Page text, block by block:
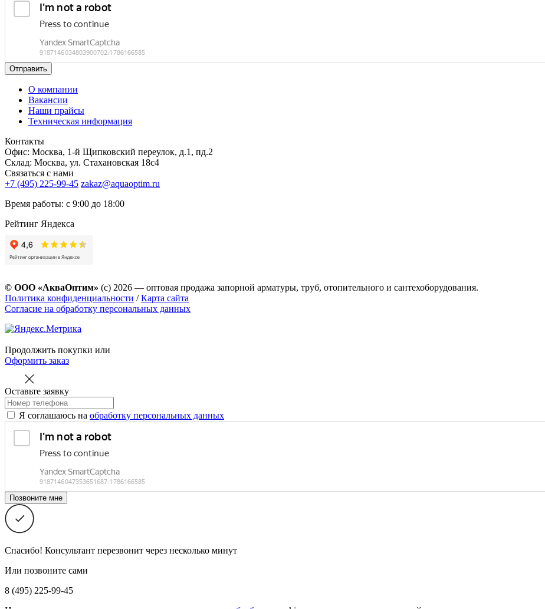
Отправить
О компании
Вакансии
Наши прайсы
Техническая информация
Контакты
Офис: Москва, 1-й Щипковский переулок, д.1, пд.2
Склад: Москва, ул. Стахановская 18с4
Связаться с нами
+7 (495) 225-99-45 zakaz@aquaoptim.ru
Время работы: с 9:00 до 18:00
Рейтинг Яндекса
© ООО «АкваОптим» (с) 2026 — оптовая продажа запорной арматуры, труб, отопительного и сантехоборудования.
Политика конфиденциальности /Карта сайта
Согласие на обработку персональных данных
Продолжить покупки или
Оформить заказ
Оставьте заявку
Я соглашаюсь на обработку персональных данных
Спасибо! Консультант перезвонит через несколько минут
Или позвоните сами
8 (495) 225-99-45